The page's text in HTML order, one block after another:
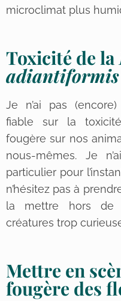
microclimat plus
Toxicité de la
adiantiformis
Je n’ai pas (encore)
fiable sur la
fougère sur nos
nous-mêmes. Je
particulier pour
n’hésitez pas à
la mettre hors de
créatures trop
Mettre en
fougère des